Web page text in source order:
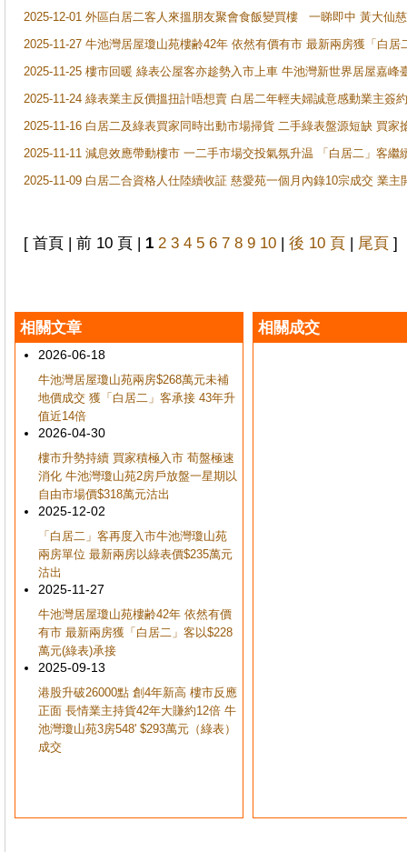
2025-12-01 外區白居二客人來搵朋友聚會食飯變買樓 一睇即中 黃大仙
2025-11-27 牛池灣居屋瓊山苑樓齢42年 依然有價有市 最新兩房獲「白居
2025-11-25 樓市回暖 綠表公屋客亦趁勢入市上車 牛池灣新世界居屋嘉峰
2025-11-24 綠表業主反價搵扭計唔想賣 白居二年輕夫婦誠意感動業主簽
2025-11-16 白居二及綠表買家同時出動市場掃貨 二手綠表盤源短缺 買
2025-11-11 減息效應帶動樓市 一二手市場交投氣氛升温 「白居二」客
2025-11-09 白居二合資格人仕陸續收証 慈愛苑一個月內錄10宗成交 業
[ 首頁 | 前 10 頁 | 1 2 3 4 5 6 7 8 9 10 | 後 10 頁 | 尾頁 ]
相關文章
2026-06-18
牛池灣居屋瓊山苑兩房$268萬元未補
地價成交 獲「白居二」客承接 43年升
值近14倍
2026-04-30
樓市升勢持續 買家積極入市 荀盤極速
消化 牛池灣瓊山苑2房戶放盤一星期以
自由市場價$318萬元沽出
2025-12-02
「白居二」客再度入市牛池灣瓊山苑
兩房單位 最新兩房以綠表價$235萬元
沽出
2025-11-27
牛池灣居屋瓊山苑樓齢42年 依然有價
有市 最新兩房獲「白居二」客以$228
萬元(綠表)承接
2025-09-13
港股升破26000點 創4年新高 樓市反應
正面 長情業主持貨42年大賺約12倍 牛
池灣瓊山苑3房548' $293萬元（綠表）
成交
相關成交